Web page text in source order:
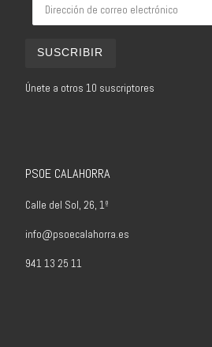
SUSCRIBIR
Únete a otros 10 suscriptores
PSOE CALAHORRA
Calle del Sol, 26, 1º
info@psoecalahorra.es
941 13 25 11